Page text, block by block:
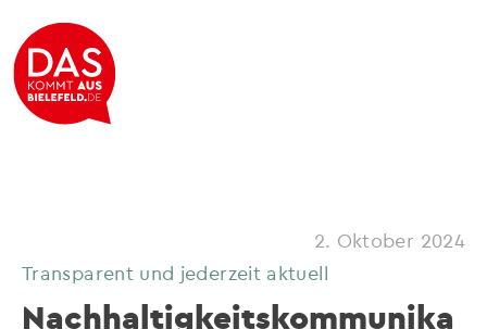
2. Oktober 2024
Transparent und jederzeit aktuell
Nachhaltigkeitskommunika